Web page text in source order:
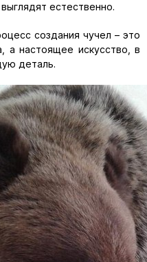
естественно.
создания чучел – это
а настоящее искусство, в
деталь.